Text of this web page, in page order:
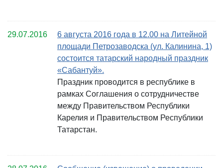
29.07.2016
6 августа 2016 года в 12.00 на Литейной
площади Петрозаводска (ул. Калинина, 1)
состоится татарский народный праздник
«Сабантуй».
Праздник проводится в республике в
рамках Соглашения о сотрудничестве
между Правительством Республики
Карелия и Правительством Республики
Татарстан.